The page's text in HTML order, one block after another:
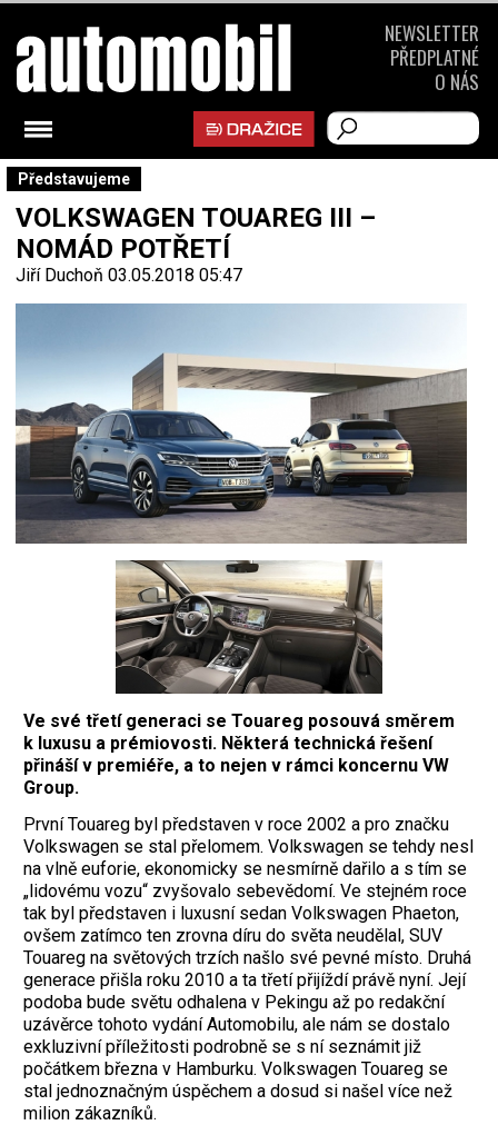
Představujeme
VOLKSWAGEN TOUAREG III –
NOMÁD POTŘETÍ
Jiří Duchoň 03.05.2018 05:47
Ve své třetí generaci se Touareg posouvá směrem
k luxusu a prémiovosti. Některá technická řešení
přináší v premiéře, a to nejen v rámci koncernu VW
Group.
První Touareg byl představen v roce 2002 a pro značku
Volkswagen se stal přelomem. Volkswagen se tehdy nesl
na vlně euforie, ekonomicky se nesmírně dařilo a s tím se
„lidovému vozu“ zvyšovalo sebevědomí. Ve stejném roce
tak byl představen i luxusní sedan Volkswagen Phaeton,
ovšem zatímco ten zrovna díru do světa neudělal, SUV
Touareg na světových trzích našlo své pevné místo. Druhá
generace přišla roku 2010 a ta třetí přijíždí právě nyní. Její
podoba bude světu odhalena v Pekingu až po redakční
uzávěrce tohoto vydání Automobilu, ale nám se dostalo
exkluzivní příležitosti podrobně se s ní seznámit již
počátkem března v Hamburku. Volkswagen Touareg se
stal jednoznačným úspěchem a dosud si našel více než
milion zákazníků.
NEWSLETTER
PŘEDPLATNÉ
O NÁS